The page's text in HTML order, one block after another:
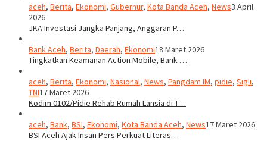
aceh, Berita, Ekonomi, Gubernur, Kota Banda Aceh, News3 April
2026
JKA Investasi Jangka Panjang, Anggaran P…
Bank Aceh, Berita, Daerah, Ekonomi18 Maret 2026
Tingkatkan Keamanan Action Mobile, Bank …
aceh, Berita, Ekonomi, Nasional, News, Pangdam IM, pidie, Sigli,
TNI17 Maret 2026
Kodim 0102/Pidie Rehab Rumah Lansia di T…
aceh, Bank, BSI, Ekonomi, Kota Banda Aceh, News17 Maret 2026
BSI Aceh Ajak Insan Pers Perkuat Literas…